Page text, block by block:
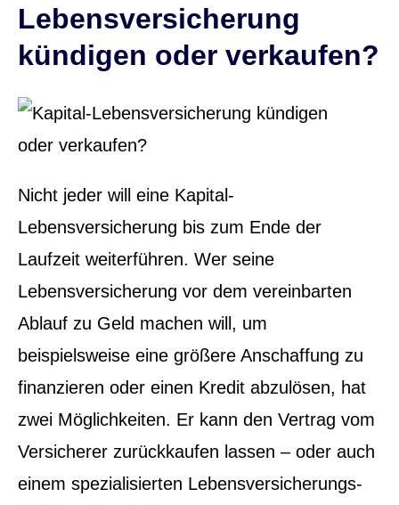
Lebensversicherung
kündigen oder verkaufen?
Nicht jeder will eine Kapital-
Lebensversicherung bis zum Ende der
Laufzeit weiterführen. Wer seine
Lebensversicherung vor dem vereinbarten
Ablauf zu Geld machen will, um
beispielsweise eine größere Anschaffung zu
finanzieren oder einen Kredit abzulösen, hat
zwei Möglichkeiten. Er kann den Vertrag vom
Versicherer zurückkaufen lassen – oder auch
einem spezialisierten Lebensversicherungs-